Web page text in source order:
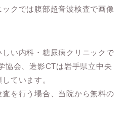
クでは腹部超音波検査で画像
い内科・糖尿病クリニックで
協会、造影CTは岩手県立中央
ています。
を行う場合、当院から無料の